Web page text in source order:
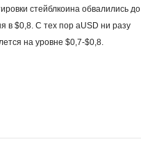
стейблкоина обвалились до
в $0,8. С тех пор aUSD ни разу
на уровне $0,7-$0,8.